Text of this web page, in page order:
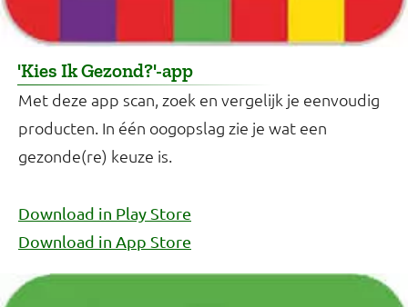
'Kies Ik Gezond?'-app
Met deze app scan, zoek en vergelijk je eenvoudig
producten. In één oogopslag zie je wat een
gezonde(re) keuze is.
Download in Play Store
Download in App Store